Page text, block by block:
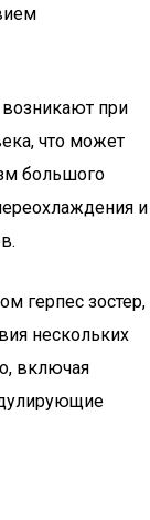
при
что может
большого
и
герпес зостер,
нескольких
включая